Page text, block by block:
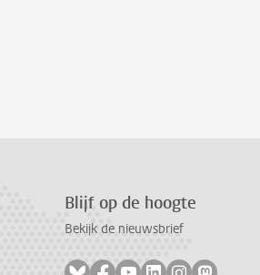
Blijf op de hoogte
Bekijk de nieuwsbrief
Volg ons op bluesky
Volg ons op facebook
Volg ons op youtube
Volg ons op
Volg ons op
Volg